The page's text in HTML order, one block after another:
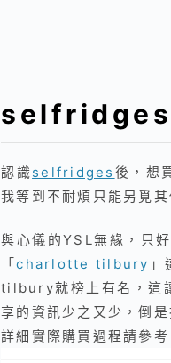
selfridges
認識selfridges 後，想
我等到不耐煩只能另覓
與心儀的YSL無緣，只
「charlotte tilbury
tilbury就榜上有名，這
享的資訊少之又少，倒
詳細實際購買過程請參考